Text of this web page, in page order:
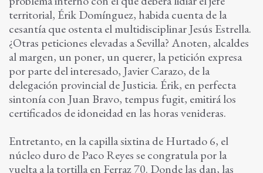
territorial, Érik Domínguez, habida cuenta de la
cesantía que ostenta el multidisciplinar Jesús Estrella.
¿Otras peticiones elevadas a Sevilla? Anoten, alcaldes
al margen, un poner, un querer, la petición expresa
por parte del interesado, Javier Carazo, de la
delegación provincial de Justicia. Érik, en perfecta
sintonía con Juan Bravo, tempus fugit, emitirá los
certificados de idoneidad en las horas venideras.
Entretanto, en la capilla sixtina de Hurtado 6, el
núcleo duro de Paco Reyes se congratula por la
vuelta a la tortilla en Ferraz 70. Donde las dan, las